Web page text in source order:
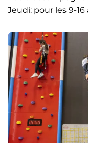
Jeudi: pour les 9-